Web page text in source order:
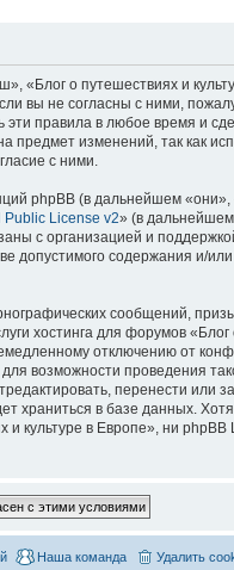
«Блог о путешествиях и
вы не согласны с ними,
правила в любое время и
предмет изменений, так как
с ними.
phpBB (в дальнейшем
Public License v2» (в
с организацией и
допустимого содержания и/
сообщений,
хостинга для форумов «Блог
отключению от
возможности проведения
перенести или
храниться в базе данных.
культуре в Европе», ни phpBB
Удалить
Наша команда